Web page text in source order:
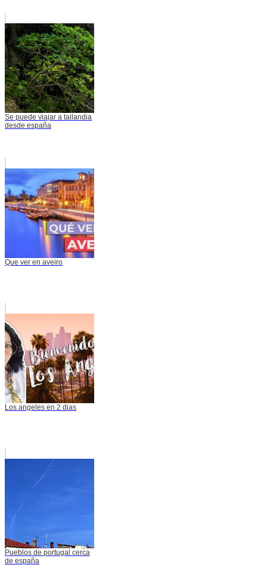
Se puede viajar a tailandia
desde españa
Que ver en aveiro
Los angeles en 2 dias
Pueblos de portugal cerca
de españa